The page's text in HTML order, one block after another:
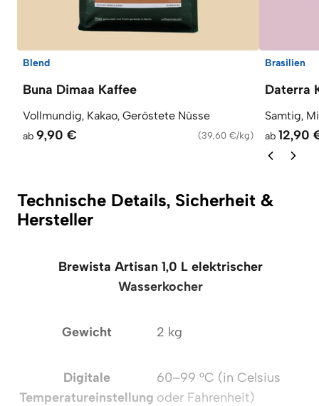
Blend
Buna Dimaa Kaffee
Vollmundig, Kakao, Geröstete Nüsse
ab 9,90 € (39,60 €/kg)
Brasilien
Daterra
Samtig,
ab 12,90
Technische Details, Sicherheit &
Hersteller
Brewista Artisan 1,0 L elektrischer
Wasserkocher
Gewicht 2 kg
Digitale
Temperatureinstellung
60–99 °C (in Celsius
oder Fahrenheit)